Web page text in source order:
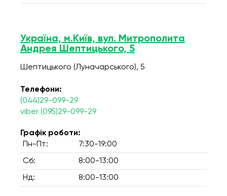
Україна, м.Київ, вул. Митрополита
Андрея Шептицького, 5
Шептицького (Луначарського), 5
Телефони:
(044)29-099-29
viber (095)29-099-29
Графік роботи:
Пн-Пт:
7:30-19:00
Сб: 8:00-13:00
Нд: 8:00-13:00